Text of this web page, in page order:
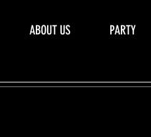
ABOUT US PARTY